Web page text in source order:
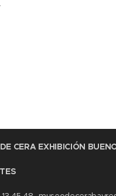
DE CERA EXHIBICIÓN